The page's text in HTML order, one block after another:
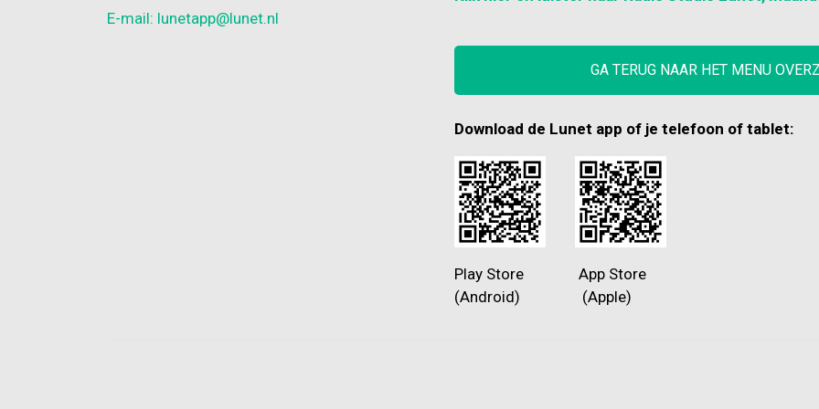
E-mail: lunetapp@lunet.nl
GA TERUG NAAR HET MENU
Download de Lunet app of je telefoon of tablet:
Play Store App Store
(Android) (Apple)